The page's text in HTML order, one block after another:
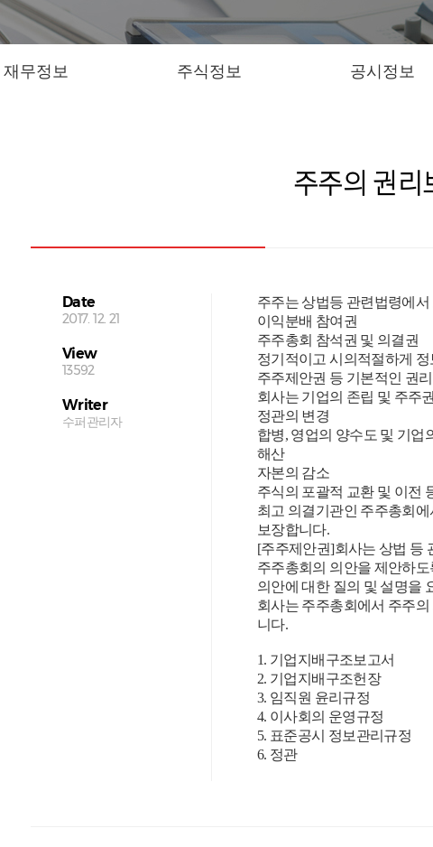
재무정보 주식정보 공시정보
주주의 권리
Date
2017. 12. 21
View
13592
Writer
수퍼관리자
주주는 상법등 관련법령에서
이익분배 참여권
주주총회 참석권 및 의결권
정기적이고 시의적절하게 정
주주제안권 등 기본적인 권
회사는 기업의 존립 및 주주
정관의 변경
합병, 영업의 양수도 및 기업
해산
자본의 감소
주식의 포괄적 교환 및 이전
최고 의결기관인 주주총회
보장합니다.
[주주제안권]회사는 상법 등
주주총회의 의안을 제안하
의안에 대한 질의 및 설명을
회사는 주주총회에서 주주
니다.
1. 기업지배구조보고서
2. 기업지배구조헌장
3. 임직원 윤리규정
4. 이사회의 운영규정
5. 표준공시 정보관리규정
6. 정관